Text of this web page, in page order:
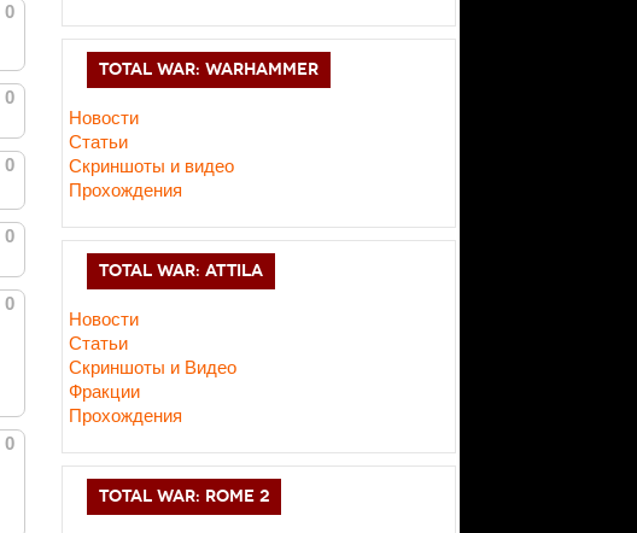
0
0
0
0
0
0
TOTAL WAR: WARHAMMER
Новости
Статьи
Скриншоты и видео
Прохождения
TOTAL WAR: ATTILA
Новости
Статьи
Скриншоты и Видео
Фракции
Прохождения
TOTAL WAR: ROME 2